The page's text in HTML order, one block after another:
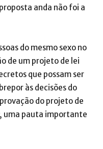
anda não foi a
do mesmo sexo no
de um projeto de lei
que possam ser
às decisões do
do projeto de
, uma pauta importante